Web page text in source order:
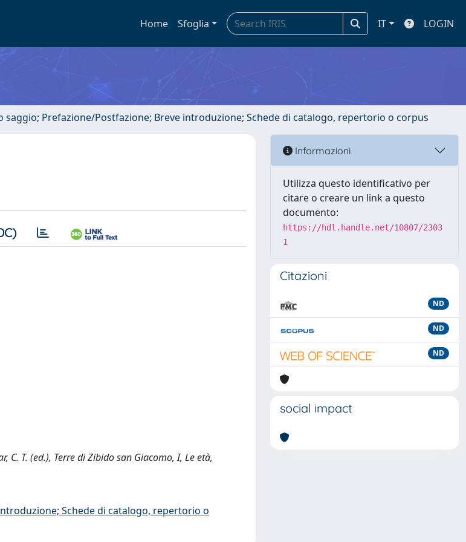
Home Sfoglia IT LOGIN
saggio; Prefazione/Postfazione; Breve introduzione; Schede di catalogo, repertorio o corpus
C. T. (ed.), Terre di Zibido san Giacomo, I, Le età,
Schede di catalogo, repertorio o
Informazioni
Utilizza questo identificativo per
citare o creare un link a questo
documento:
https://hdl.handle.net/10807/2303
1
Citazioni
ND
ND
ND
social impact